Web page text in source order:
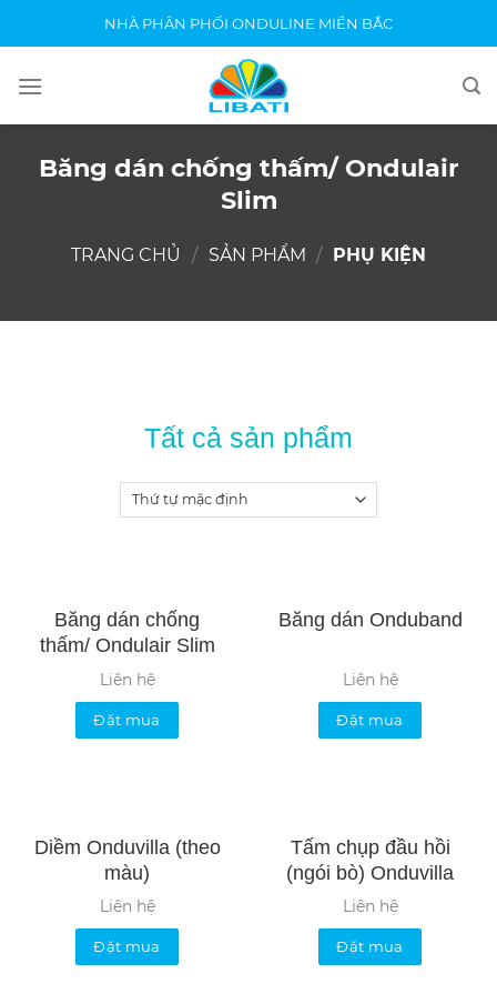
to
NHÀ PHÂN PHỐI ONDULINE MIỀN BẮC
Băng dán chống thấm/ Ondulair
Slim
TRANG CHỦ / SẢN PHẨM / PHỤ KIỆN
Tất cả sản phẩm
Băng dán chống
thấm/ Ondulair Slim
Liên hệ
Đặt mua
Băng dán Onduband
Liên hệ
Đặt mua
Diềm Onduvilla (theo
màu)
Liên hệ
Đặt mua
Tấm chụp đầu hồi
(ngói bò) Onduvilla
Liên hệ
Đặt mua